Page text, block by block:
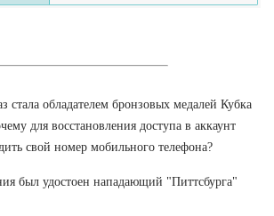
стала обладателем бронзовых медалей Кубка
для восстановления доступа в аккаунт
свой номер мобильного телефона?
был удостоен нападающий "Питтсбурга"